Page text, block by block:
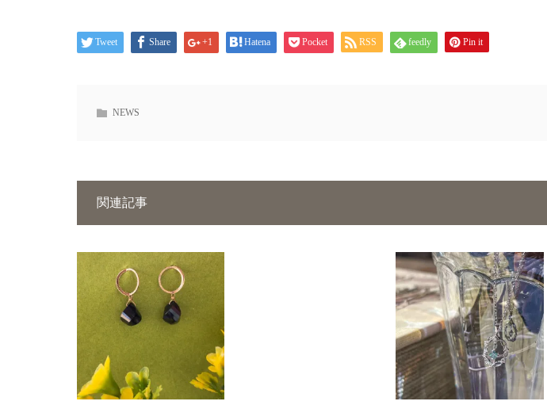
Tweet Share +1 Hatena Pocket RSS feedly Pin it
NEWS
関連記事